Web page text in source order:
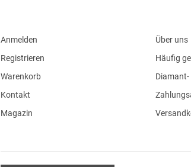
Anmelden
Registrieren
Warenkorb
Kontakt
Magazin
Über uns
Häufig